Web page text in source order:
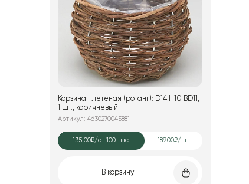
Корзина плетеная (ротанг): D14 H10 BD11,
1 шт., коричневый
Артикул: 4630270045881
135.00₽/от 100 тыс. 189.00₽/шт
В корзину